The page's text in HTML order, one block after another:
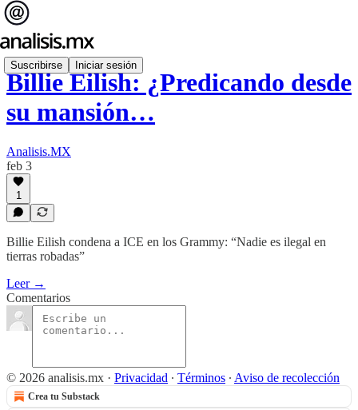
Suscribirse Iniciar sesión
Billie Eilish: ¿Predicando desde
su mansión…
Analisis.MX
feb 3
1
Billie Eilish condena a ICE en los Grammy: “Nadie es ilegal en
tierras robadas”
Leer →
Comentarios
© 2026 analisis.mx · Privacidad ∙ Términos ∙ Aviso de recolección
Crea tu Substack